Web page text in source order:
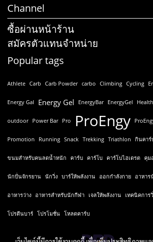
Channel
ซื้อผ่านหน้าร้าน
สมัครตัวแทนจำหน่าย
Popular tags
Athlete Carb Carb Powder carbo Climbing Cycling
Energy Gal Energy Gel EnergyBar EnergyGel
outdoor Power Bar Pro ProEngy
Promotion Running Snack Trekking Triathlon กินคาร์
ขนมสำหรับคนลดน้ำหนัก คาร์บ คาร์โบ คาร์โบไฮเดรต คุม
นักปั่นจักรยาน นักวิ่ง บาร์ให้พลังงาน ออกกำลังกาย อาหา
อาหารว่าง อาหารสำหรับนักกีฬา เจลให้พลังงาน เทคนิคการ
โปรตีนบาร์ โปรโมชั่น โหลดคาร์บ